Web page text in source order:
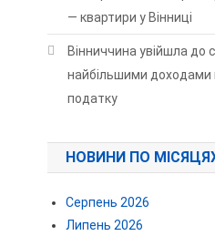
— квартири у Вінниці
Вінниччина увійшла до
найбільшими доходами
податку
НОВИНИ ПО
Серпень 2026
Липень 2026